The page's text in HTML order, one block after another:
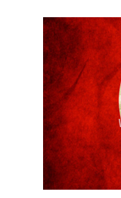
–
and
Uluslararası
Akademik